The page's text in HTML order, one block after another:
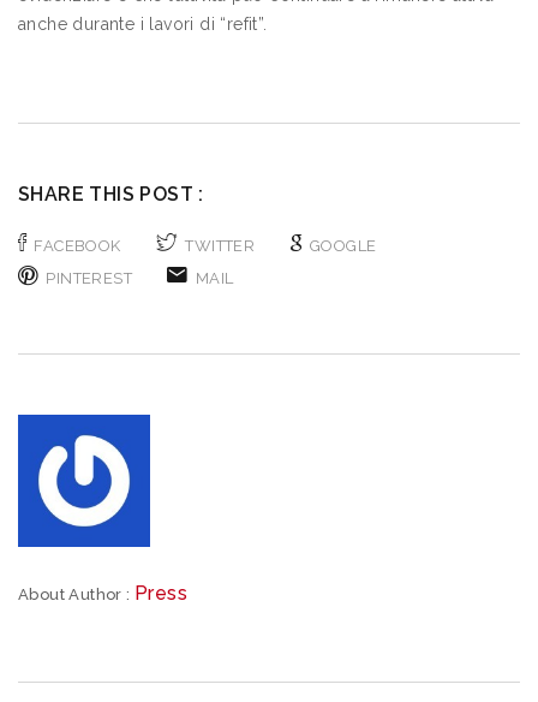
anche durante i lavori di “refit”.
SHARE THIS POST :
FACEBOOK TWITTER
GOOGLE
PINTEREST
MAIL
About Author : Press